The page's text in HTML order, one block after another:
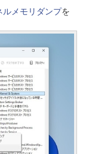
ルメモリダンプを